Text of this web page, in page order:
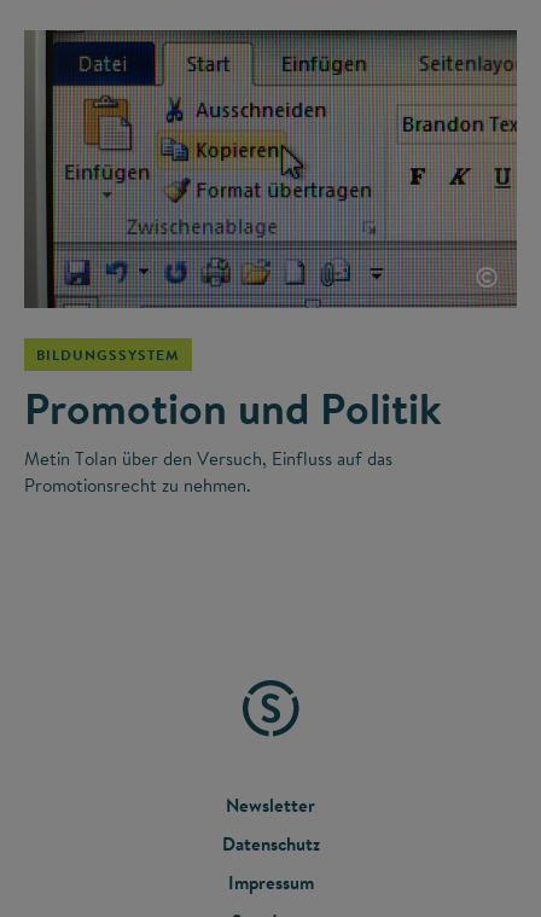
©
BILDUNGSSYSTEM
Promotion und Politik
Metin Tolan über den Versuch, Einfluss auf das
Promotionsrecht zu nehmen.
FOOTER
MENU
Newsletter
Datenschutz
Impressum